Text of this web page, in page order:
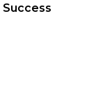
Success